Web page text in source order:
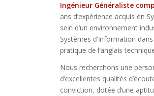
Ingénieur Généraliste
ans d’expérience acquis en
sein d’un environnement
Systèmes d’Information
pratique de l’anglais
Nous recherchons une
d’excellentes qualités
conviction, dotée d’une